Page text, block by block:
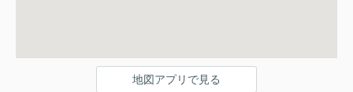
地図アプリで見る